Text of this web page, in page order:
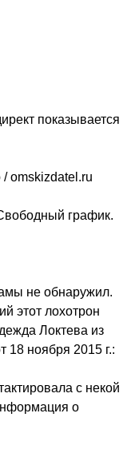
показывается
/ omskizdatel.ru
график.
не обнаружил.
этот лохотрон
Локтева из
ноября 2015 г.:
с некой
о